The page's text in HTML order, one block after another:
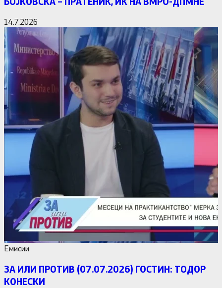
14.7.2026
Емисии
ЗА ИЛИ ПРОТИВ (07.07.2026) ГОСТИН: ТОДОР
КОНЕСКИ